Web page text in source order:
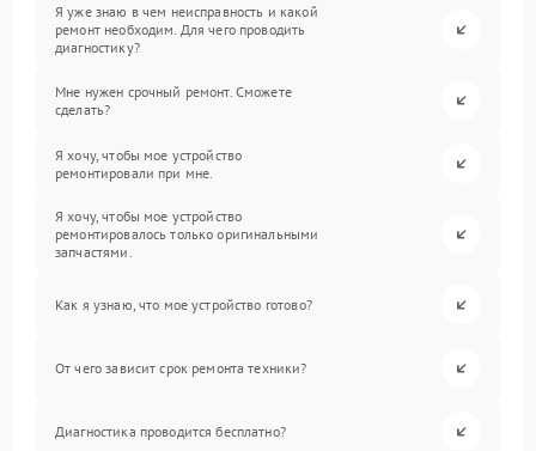
Я уже знаю в чем неисправность и какой
ремонт необходим. Для чего проводить
диагностику?
Мне нужен срочный ремонт. Сможете
сделать?
Я хочу, чтобы мое устройство
ремонтировали при мне.
Я хочу, чтобы мое устройство
ремонтировалось только оригинальными
запчастями.
Как я узнаю, что мое устройство готово?
От чего зависит срок ремонта техники?
Диагностика проводится бесплатно?